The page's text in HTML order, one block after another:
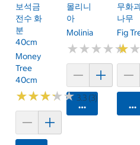
보석금
전수 화
분
40cm
Money
Tree
40cm
★★★★★
★★★★★3.3 (3)
몰리니
아
Molinia
★★★★★
★★★★★
카트에 담기
무화
나무
Fig
★★
★★